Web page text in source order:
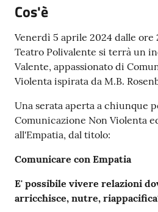
Tutti
gli
argomenti
Cos'è
Venerdì 5 aprile 2024 dalle ore
Teatro Polivalente si terrà un
Valente, appassionato di
Violenta ispirata da M.B.
Una serata aperta a chiunque
Comunicazione Non Violenta
all'Empatia, dal titolo:
Comunicare con Empatia
E' possibile vivere relazioni
arricchisce, nutre,